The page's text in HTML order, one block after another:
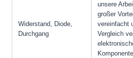
Widerstand, Diode,
Durchgang
unsere
großer
vereinfacht
Vergleich